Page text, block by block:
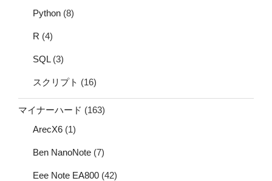
Python (8)
R (4)
SQL(3)
スクリプト (16)
マイナーハード (163)
ArecX6 (1)
Ben NanoNote (7)
Eee Note EA800 (42)